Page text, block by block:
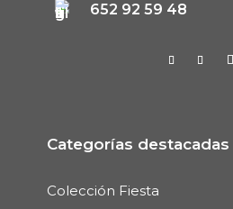
652 92 59 48
Categorías destacadas
Colección Fiesta